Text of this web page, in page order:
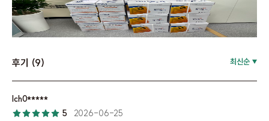
후기 (9) 최신순
lch0*****
5
2026-06-25